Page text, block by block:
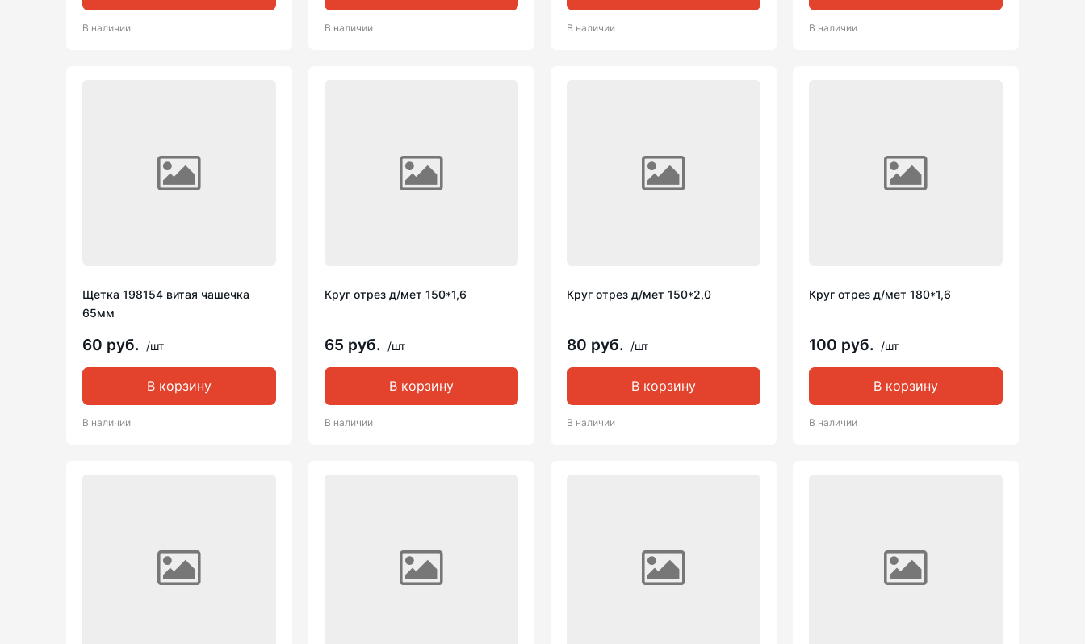
В наличии В наличии В наличии В наличии
Щетка 198154 витая чашечка
65мм
60 руб. /шт
В корзину
В наличии
Круг отрез д/мет 150*1,6
65 руб. /шт
В корзину
В наличии
Круг отрез д/мет 150*2,0
80 руб. /шт
В корзину
В наличии
Круг отрез д/мет 180*1,6
100 руб. /шт
В корзину
В наличии